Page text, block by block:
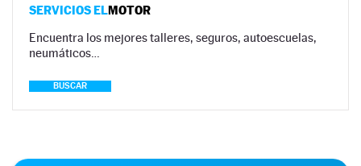
SERVICIOS ELMOTOR
Encuentra los mejores talleres, seguros, autoescuelas,
neumáticos…
BUSCAR